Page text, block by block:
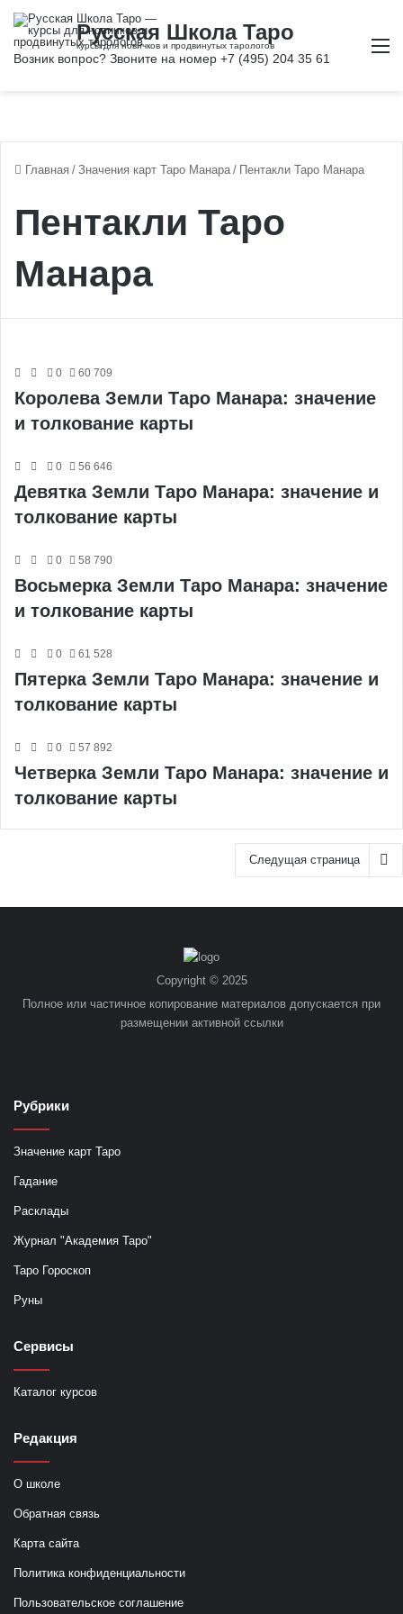
Главная / Значения карт Таро Манара / Пентакли Таро Манара
Пентакли Таро
Манара
0 60 709
Королева Земли Таро Манара: значение
и толкование карты
0 56 646
Девятка Земли Таро Манара: значение и
толкование карты
0 58 790
Восьмерка Земли Таро Манара: значение
и толкование карты
0 61 528
Пятерка Земли Таро Манара: значение и
толкование карты
0 57 892
Четверка Земли Таро Манара: значение и
толкование карты
Следущая страница
Copyright © 2025
Полное или частичное копирование материалов допускается при
размещении активной ссылки
Рубрики
Значение карт Таро
Гадание
Расклады
Журнал "Академия Таро"
Таро Гороскоп
Руны
Сервисы
Каталог курсов
Редакция
О школе
Обратная связь
Карта сайта
Политика конфиденциальности
Пользовательское соглашение